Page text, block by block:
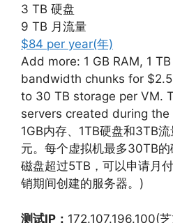
3 TB 硬盘
9 TB 月流量
$84 per year(年)
Add more: 1 GB RAM, 1
bandwidth chunks for
to 30 TB storage per VM.
servers created during the
1GB内存、1TB硬盘和3TB
元。每个虚拟机最多30TB的
磁盘超过5TB，可以申请月
销期间创建的服务器。)
测试IP： 172.107.196.100(